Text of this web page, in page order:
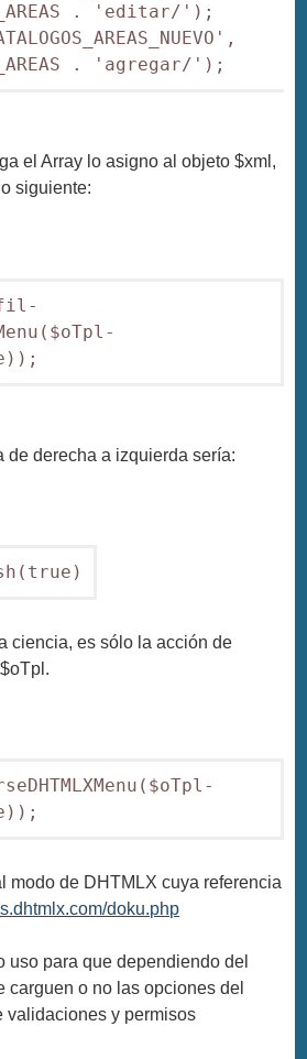
. 'editar/');
el Array lo asigno al objeto $xml,
siguiente:
de derecha a izquierda sería:
ciencia, es sólo la acción de
modo de DHTMLX cuya referencia
doku.php
uso para que dependiendo del
carguen o no las opciones del
validaciones y permisos